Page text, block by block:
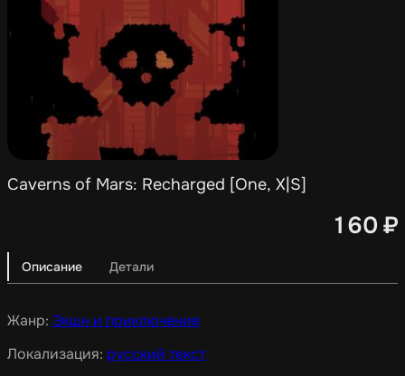
Caverns of Mars: Recharged [One, X|S]
160 ₽
Описание Детали
Жанр: Экшн и приключения
Локализация: русский текст